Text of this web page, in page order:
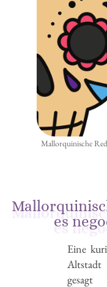
Mallorquinische
es
Eine